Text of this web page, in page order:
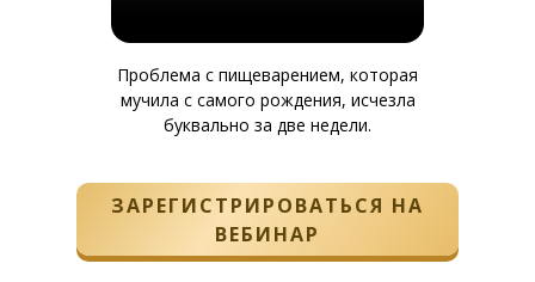
Проблема с пищеварением, которая
мучила с самого рождения, исчезла
буквально за две недели.
ЗАРЕГИСТРИРОВАТЬСЯ НА
ВЕБИНАР